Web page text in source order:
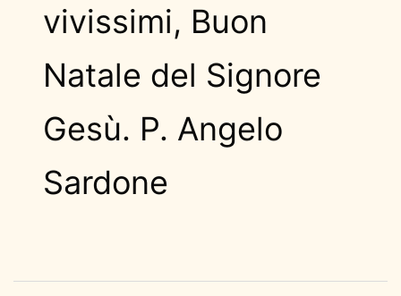
vivissimi, Buon
Natale del Signore
Gesù. P. Angelo
Sardone